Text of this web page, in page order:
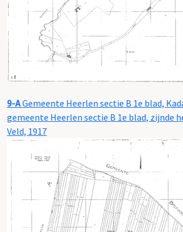
9-AGemeente Heerlen sectie B 1e blad,
gemeente Heerlen sectie B 1e blad, zijnde
Veld, 1917